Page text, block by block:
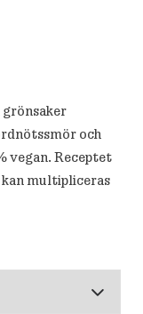
och
vegan. Receptet
multipliceras